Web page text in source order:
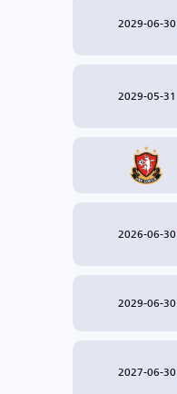
2029-06-30
2029-05-31
2026-06-30
2029-06-30
2027-06-30